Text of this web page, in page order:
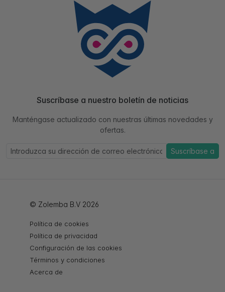
Suscríbase a nuestro boletín de noticias
Manténgase actualizado con nuestras últimas novedades y
ofertas.
Suscríbase a
© Zolemba B.V 2026
Política de cookies
Política de privacidad
Configuración de las cookies
Términos y condiciones
Acerca de